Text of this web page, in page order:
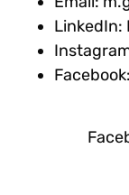
LinkedIn: